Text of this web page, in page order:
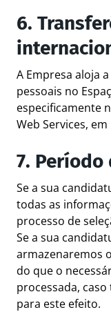
6.
A Empresa aloja
pessoais no
especificamente
Web Services,
7. Período
Se a sua
todas as
processo de
Se a sua
armazenaremos
do que o
processada,
para este efeito.